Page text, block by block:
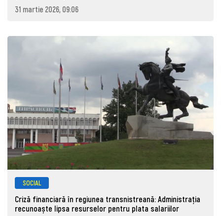
31 martie 2026, 09:06
SOCIAL
Criză financiară în regiunea transnistreană: Administrația
recunoaște lipsa resurselor pentru plata salariilor